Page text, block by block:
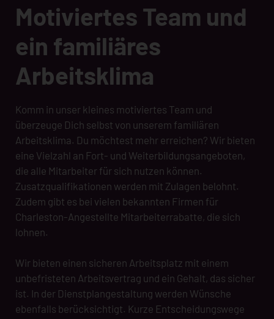
Motiviertes Team und
ein familiäres
Arbeitsklima
Komm in unser kleines motiviertes Team und
überzeuge Dich selbst von unserem familiären
Arbeitsklima. Du möchtest mehr erreichen? Wir bieten
eine Vielzahl an Fort- und Weiterbildungsangeboten,
die alle Mitarbeiter für sich nutzen können.
Zusatzqualifikationen werden mit Zulagen belohnt.
Zudem gibt es bei vielen bekannten Firmen für
Charleston-Angestellte Mitarbeiterrabatte, die sich
lohnen.
Wir bieten einen sicheren Arbeitsplatz mit einem
unbefristeten Arbeitsvertrag und ein Gehalt, das sicher
ist. In der Dienstplangestaltung werden Wünsche
ebenfalls berücksichtigt. Kurze Entscheidungswege